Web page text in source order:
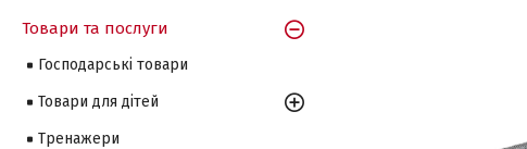
Товари та послуги
Господарські товари
Товари для дітей
Тренажери